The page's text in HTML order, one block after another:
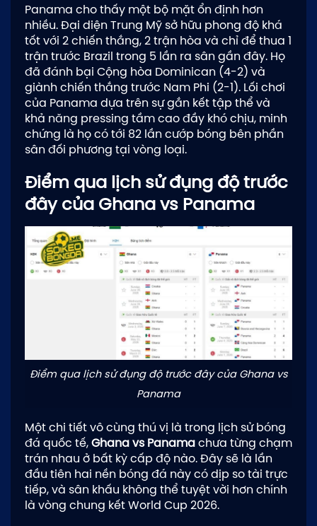
Panama cho thấy một bộ mặt ổn định hơn
nhiều. Đại diện Trung Mỹ sở hữu phong độ khá
tốt với 2 chiến thắng, 2 trận hòa và chỉ để thua 1
trận trước Brazil trong 5 lần ra sân gần đây. Họ
đã đánh bại Cộng hòa Dominican (4-2) và
giành chiến thắng trước Nam Phi (2-1). Lối chơi
của Panama dựa trên sự gắn kết tập thể và
khả năng pressing tầm cao đầy khó chịu, minh
chứng là họ có tới 82 lần cướp bóng bên phần
sân đối phương tại vòng loại.
Điểm qua lịch sử đụng độ trước
đây của Ghana vs Panama
Điểm qua lịch sử đụng độ trước đây của Ghana vs
Panama
Một chi tiết vô cùng thú vị là trong lịch sử bóng
đá quốc tế,Ghana vs Panamachưa từng chạm
trán nhau ở bất kỳ cấp độ nào. Đây sẽ là lần
đầu tiên hai nền bóng đá này có dịp so tài trực
tiếp, và sân khấu không thể tuyệt vời hơn chính
là vòng chung kết World Cup 2026.